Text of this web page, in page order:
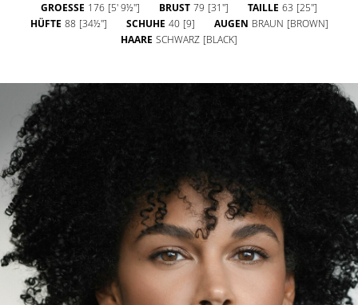
GROESSE 176 [5' 9½''] BRUST 79 [31''] TAILLE 63 [25'']
HÜFTE 88 [34½''] SCHUHE 40 [9] AUGEN BRAUN [BROWN]
HAARE SCHWARZ [BLACK]